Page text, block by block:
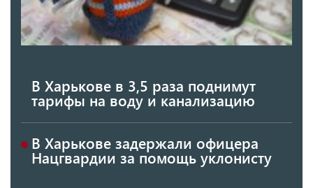
В Харькове в 3,5 раза поднимут
тарифы на воду и канализацию
В Харькове задержали офицера
Нацгвардии за помощь уклонисту